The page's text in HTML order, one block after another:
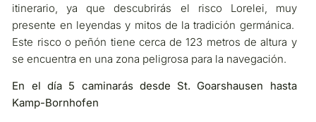
itinerario, ya que descubrirás el risco Lorelei, muy
presente en leyendas y mitos de la tradición germánica.
Este risco o peñón tiene cerca de 123 metros de altura y
se encuentra en una zona peligrosa para la navegación.
En el día 5 caminarás desde St. Goarshausen hasta
Kamp-Bornhofen